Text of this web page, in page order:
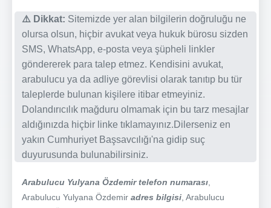
⚠️ Dikkat: Sitemizde yer alan bilgilerin doğruluğu ne
olursa olsun, hiçbir avukat veya hukuk bürosu sizden
SMS, WhatsApp, e-posta veya şüpheli linkler
göndererek para talep etmez. Kendisini avukat,
arabulucu ya da adliye görevlisi olarak tanıtıp bu tür
taleplerde bulunan kişilere itibar etmeyiniz.
Dolandırıcılık mağduru olmamak için bu tarz mesajlar
aldığınızda hiçbir linke tıklamayınız.Dilerseniz en
yakın Cumhuriyet Başsavcılığı'na gidip suç
duyurusunda bulunabilirsiniz.
Arabulucu Yulyana Özdemir telefon numarası
Arabulucu Yulyana Özdemir adres bilgisi , Arabulucu